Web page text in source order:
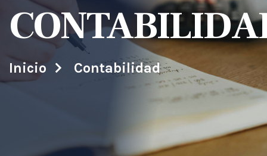
Inicio Contabilidad